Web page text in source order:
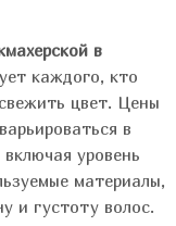
в
каждого, кто
цвет. Цены
в
уровень
материалы,
и густоту волос.